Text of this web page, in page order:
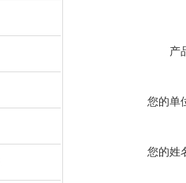
产
您的单
您的姓